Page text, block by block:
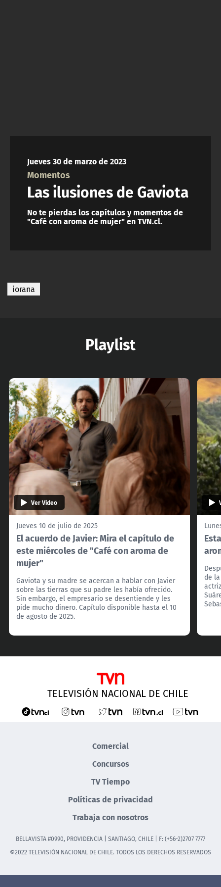
Jueves 30 de marzo de 2023
Momentos
Las ilusiones de Gaviota
No te pierdas los capítulos y momentos de
"Café con aroma de mujer" en TVN.cl.
iorana
Playlist
Ver Video
Jueves 10 de julio de 2025
El acuerdo de Javier: Mira el capítulo de
este miércoles de "Café con aroma de
mujer"
Gaviota y su madre se acercan a hablar con Javier
sobre las tierras que su padre les había ofrecido.
Sin embargo, el empresario se desentiende y les
pide mucho dinero. Capítulo disponible hasta el 10
de agosto de 2025.
de
TELEVISIÓN NACIONAL DE CHILE
Comercial
Concursos
TV Tiempo
Políticas de privacidad
Trabaja con nosotros
BELLAVISTA #0990, PROVIDENCIA | SANTIAGO, CHILE | F: (+56-2)2707 7777
©2022 TELEVISIÓN NACIONAL DE CHILE. TODOS LOS DERECHOS RESERVADOS